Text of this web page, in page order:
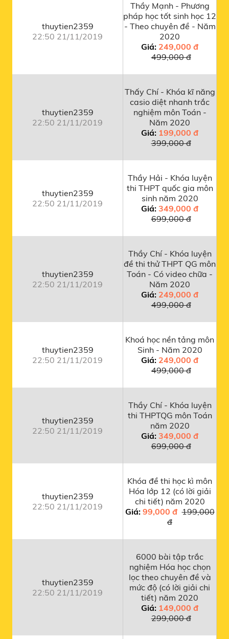
thuytien2359
22:50 21/11/2019
Thầy Mạnh - Phương
pháp học tốt sinh học 12
- Theo chuyên đề - Năm
2020
Giá: 249,000 đ
499,000 đ
thuytien2359
22:50 21/11/2019
Thấy Chí - Khóa kĩ năng
casio diệt nhanh trắc
nghiệm môn Toán -
Năm 2020
Giá: 199,000 đ
399,000 đ
thuytien2359
22:50 21/11/2019
Thầy Hải - Khóa luyện
thi THPT quốc gia môn
sinh năm 2020
Giá: 349,000 đ
699,000 đ
thuytien2359
22:50 21/11/2019
Thầy Chí - Khóa luyện
đề thi thử THPT QG môn
Toán - Có video chữa -
Năm 2020
Giá: 249,000 đ
499,000 đ
thuytien2359
22:50 21/11/2019
Khoá học nền tảng môn
Sinh - Năm 2020
Giá: 249,000 đ
499,000 đ
thuytien2359
22:50 21/11/2019
Thầy Chí - Khóa luyện
thi THPTQG môn Toán
năm 2020
Giá: 349,000 đ
699,000 đ
thuytien2359
22:50 21/11/2019
Khóa đề thi học kì môn
Hóa lớp 12 (có lời giải
chi tiết) năm 2020
Giá: 99,000 đ 199,000
đ
thuytien2359
22:50 21/11/2019
6000 bài tập trắc
nghiệm Hóa học chọn
lọc theo chuyên đề và
mức độ (có lời giải chi
tiết) năm 2020
Giá: 149,000 đ
299,000 đ